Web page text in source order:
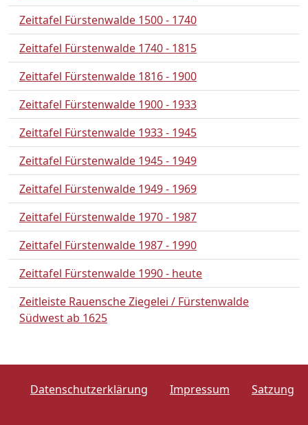
Zeittafel Fürstenwalde 1500 - 1740
Zeittafel Fürstenwalde 1740 - 1815
Zeittafel Fürstenwalde 1816 - 1900
Zeittafel Fürstenwalde 1900 - 1933
Zeittafel Fürstenwalde 1933 - 1945
Zeittafel Fürstenwalde 1945 - 1949
Zeittafel Fürstenwalde 1949 - 1969
Zeittafel Fürstenwalde 1970 - 1987
Zeittafel Fürstenwalde 1987 - 1990
Zeittafel Fürstenwalde 1990 - heute
Zeitleiste Rauensche Ziegelei / Fürstenwalde
Südwest ab 1625
Datenschutzerklärung Impressum Satzung